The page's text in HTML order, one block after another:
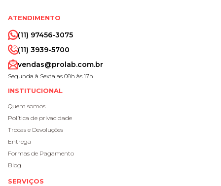
ATENDIMENTO
(11) 97456-3075
(11) 3939-5700
vendas@prolab.com.br
Segunda à Sexta as 08h às 17h
INSTITUCIONAL
Quem somos
Política de privacidade
Trocas e Devoluções
Entrega
Formas de Pagamento
Blog
SERVIÇOS